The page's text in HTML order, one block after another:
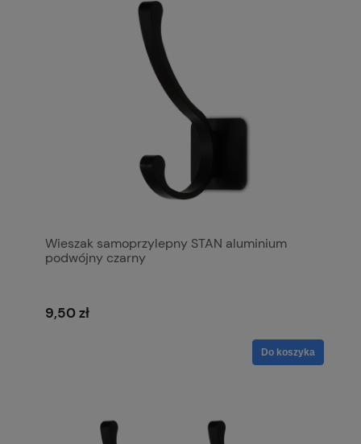
Wieszak samoprzylepny STAN aluminium
podwójny czarny
9,50 zł
Do koszyka